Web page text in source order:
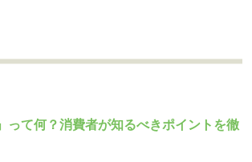
って何？消費者が知るべきポイントを徹